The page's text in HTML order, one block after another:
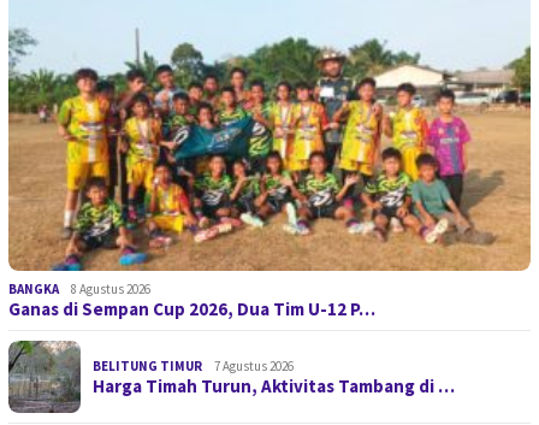
BANGKA 8 Agustus 2026
Ganas di Sempan Cup 2026, Dua Tim U-12 P…
BELITUNG TIMUR 7 Agustus 2026
Harga Timah Turun, Aktivitas Tambang di …